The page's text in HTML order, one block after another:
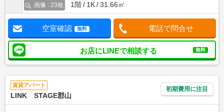
画像 : 23枚
1階
1K 31.66㎡
空室確認 無料 電話で問合せ
お店にLINEで相談する 無料
賃貸アパート
LINK STAGE郡山
初期費用に注目